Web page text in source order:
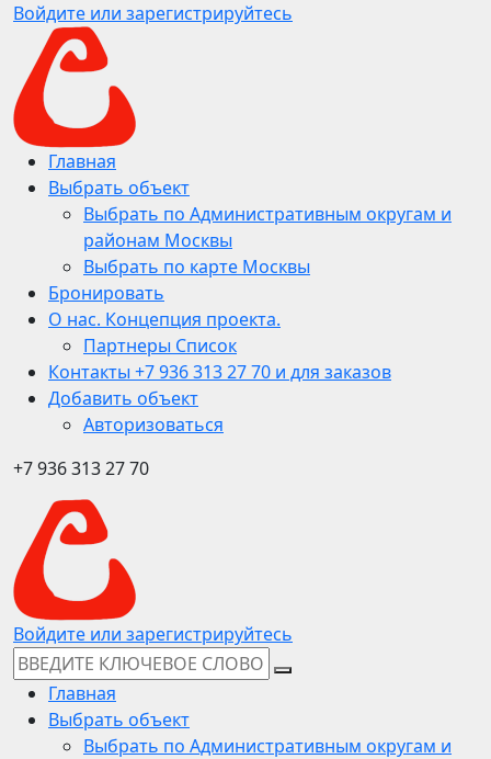
Войдите или зарегистрируйтесь
Главная
Выбрать объект
Выбрать по Административным округам и
районам Москвы
Выбрать по карте Москвы
Бронировать
О нас. Концепция проекта.
Партнеры Список
Контакты +7 936 313 27 70 и для заказов
Добавить объект
Авторизоваться
+7 936 313 27 70
Войдите или зарегистрируйтесь
Главная
Выбрать объект
Выбрать по Административным округам и